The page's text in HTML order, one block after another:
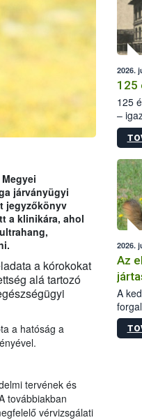
járványügyi
jegyzőkönyv
a klinikára, ahol
a kórokokat
alá tartozó
a hatóság a
tervének és
továbbiakban
vérvizsgálati
2026.
125
125
–
15.
2026.
Az
A